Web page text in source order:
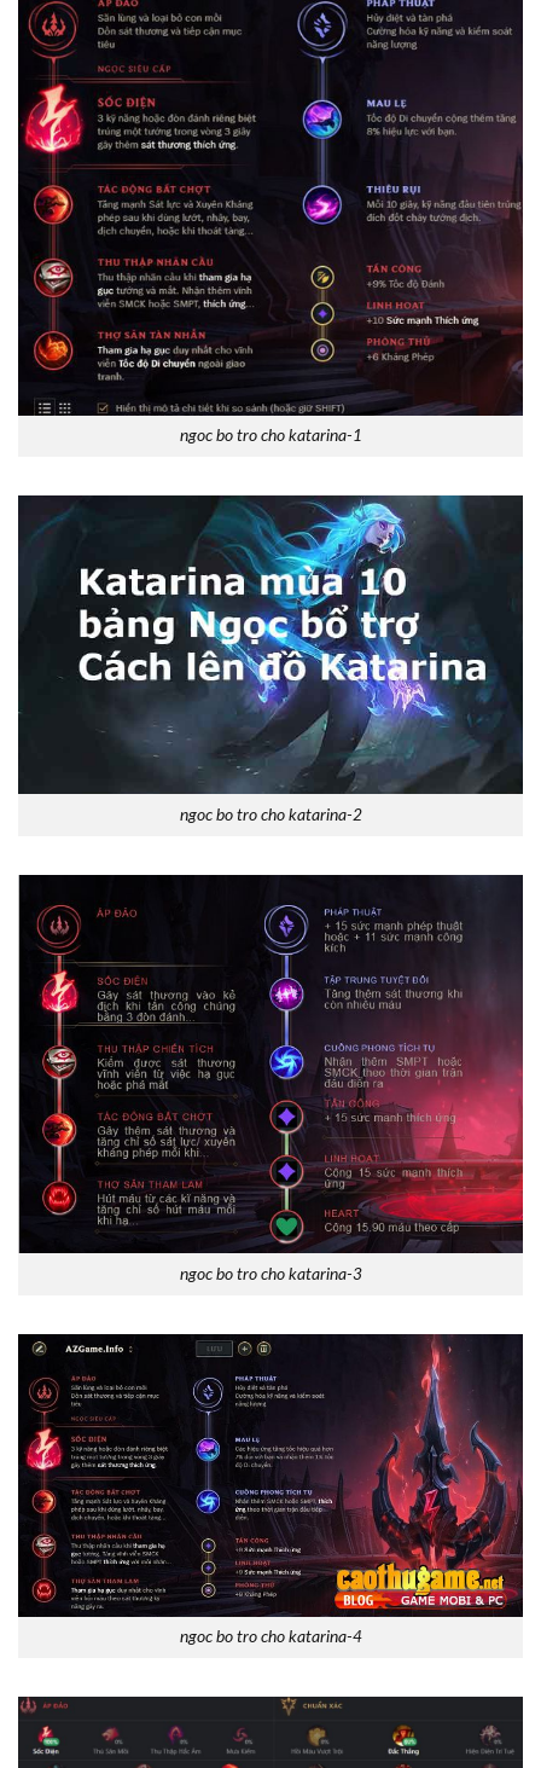
ngoc bo tro cho katarina-1
ngoc bo tro cho katarina-2
ngoc bo tro cho katarina-3
ngoc bo tro cho katarina-4